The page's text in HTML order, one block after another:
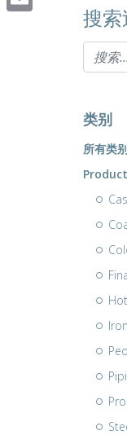
搜
类别
所有类